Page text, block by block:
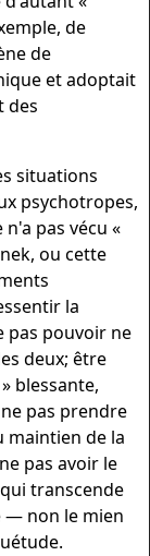
de
de
et adoptait
des
situations
psychotropes,
pas vécu «
ou cette
la
pas pouvoir ne
deux; être
blessante,
pas prendre
maintien de la
pas avoir le
transcende
— non le mien